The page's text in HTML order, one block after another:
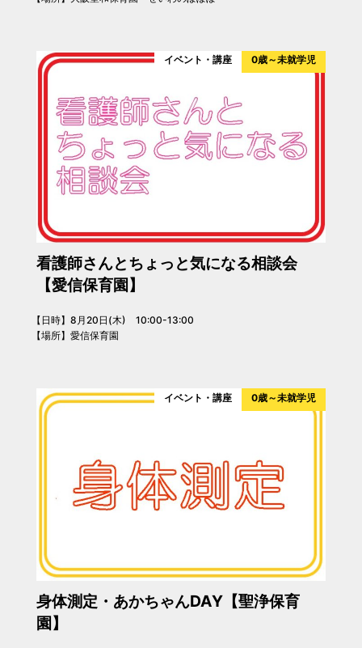
イベント・講座 0歳～未就学児
看護師さんとちょっと気になる相談会
【愛信保育園】
【日時】8月20日(木) 10:00-13:00
【場所】愛信保育園
イベント・講座 0歳～未就学児
身体測定・あかちゃんDAY【聖浄保育
園】